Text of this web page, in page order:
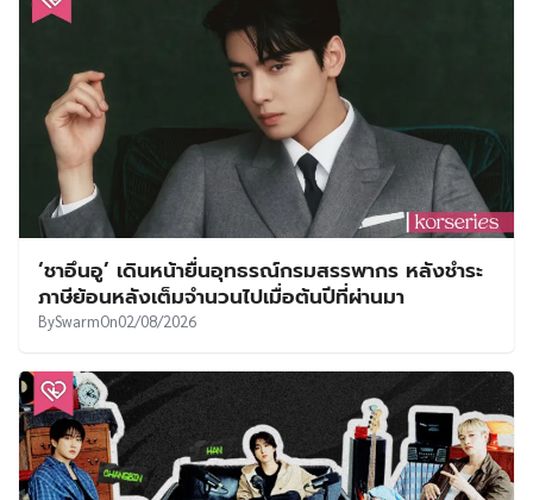
‘ชาอึนอู’ เดินหน้ายื่นอุทธรณ์กรมสรรพากร หลังชำระ
ภาษีย้อนหลังเต็มจำนวนไปเมื่อต้นปีที่ผ่านมา
BySwarmOn02/08/2026